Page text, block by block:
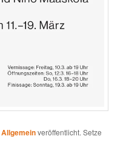
Allgemeinveröffentlicht. Setze